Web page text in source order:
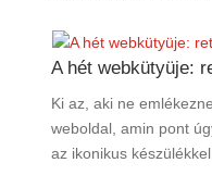
A hét webkütyüje:
Ki az, aki ne
weboldal, amin pont
az ikonikus